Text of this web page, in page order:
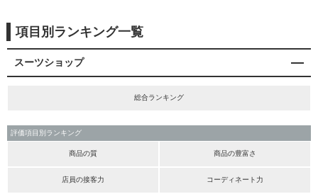
項目別ランキング一覧
スーツショップ
総合ランキング
評価項目別ランキング
商品の質 商品の豊富さ
店員の接客力 コーディネート力